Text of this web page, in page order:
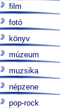
film
fotó
könyv
múzeum
muzsika
népzene
pop-rock